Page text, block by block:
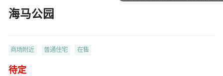
海马公园
商场附近 普通住宅 在售
待定